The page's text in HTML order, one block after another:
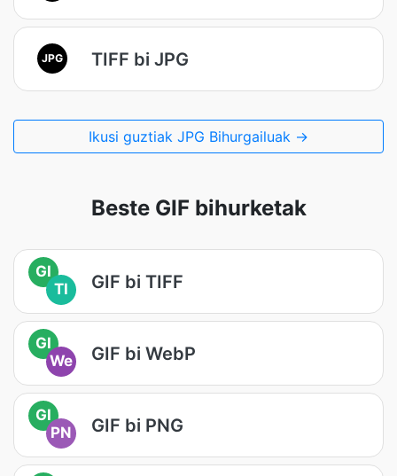
JPG TIFF bi JPG
Ikusi guztiak JPG Bihurgailuak →
Beste GIF bihurketak
GI
TI
GIF bi TIFF
GI
We
GIF bi WebP
GI
PN
GIF bi PNG